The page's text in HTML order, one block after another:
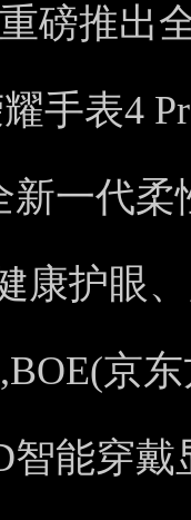
磅推出
手表4
新一代
康护眼
京
智能穿